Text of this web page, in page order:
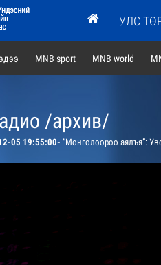
УЛС
MNB sport MNB world
/архив/
05 19:55:00- “Монголоороо аялъя”: